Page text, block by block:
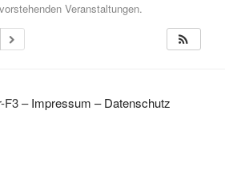
Veranstaltungen.
F3 –Impressum –Datenschutz